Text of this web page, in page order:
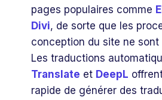
pages populaires comme
Divi, de sorte que les
conception du site ne
Les traductions
Translate et DeepL
rapide de générer des